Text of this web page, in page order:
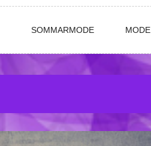
SOMMARMODE MODE